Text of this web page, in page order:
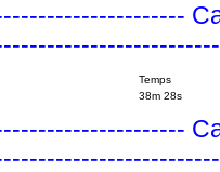
Temps
38m 28s